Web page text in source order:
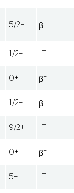
5/2− β−
1/2− IT
0+ β−
1/2− β−
9/2+ IT
0+ β−
5− IT